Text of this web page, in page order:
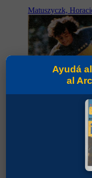
Matuszyczk,
Ayudá
al